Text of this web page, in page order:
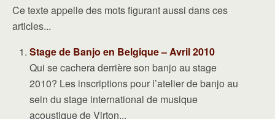
Ce texte appelle des mots figurant aussi dans ces
articles...
Stage de Banjo en Belgique – Avril 2010
Qui se cachera derrière son banjo au stage
2010? Les inscriptions pour l’atelier de banjo au
sein du stage international de musique
acoustique de Virton...